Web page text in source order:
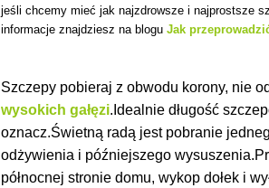
jeśli chcemy mieć jak najzdrowsze i najprostsze
informacje znajdziesz na bloguJak
Szczepy pobieraj z obwodu korony, nie
wysokich gałęzi.Idealnie długość
oznacz.Świetną radą jest pobranie
odżywienia i późniejszego
północnej stronie domu, wykop dołek i